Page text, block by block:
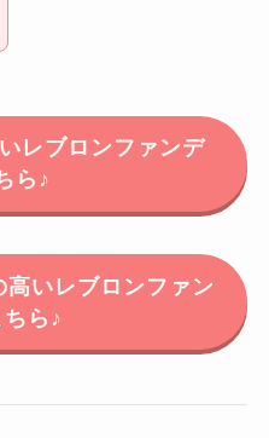
レブロンファンデ
ら♪
いレブロンファン
ら♪